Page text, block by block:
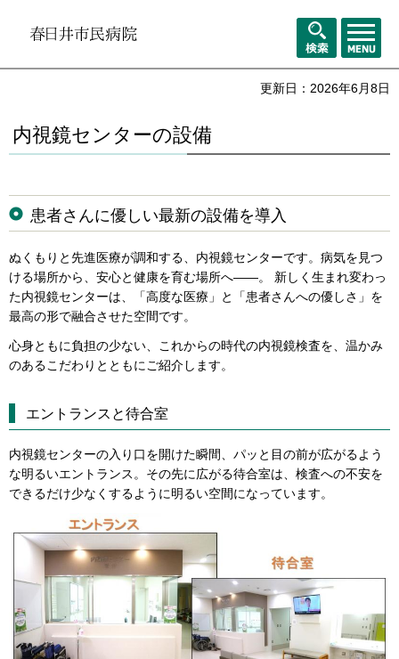
検索
メニュ
ー
更新日：2026年6月8日
内視鏡センターの設備
患者さんに優しい最新の設備を導入
ぬくもりと先進医療が調和する、内視鏡センターです。病気を見つ
ける場所から、安心と健康を育む場所へ――。 新しく生まれ変わっ
た内視鏡センターは、「高度な医療」と「患者さんへの優しさ」を
最高の形で融合させた空間です。
心身ともに負担の少ない、これからの時代の内視鏡検査を、温かみ
のあるこだわりとともにご紹介します。
エントランスと待合室
内視鏡センターの入り口を開けた瞬間、パッと目の前が広がるよう
な明るいエントランス。その先に広がる待合室は、検査への不安を
できるだけ少なくするように明るい空間になっています。